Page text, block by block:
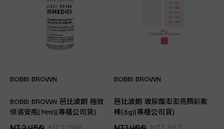
BOBBI BROWN
BOBBI BROWN 芭比波朗 極效
保濕安瓶(14ml)(專櫃公司貨)
BOBBI BROWN
芭比波朗 玻尿酸澎澎亮顏彩妝
棒(8g)(專櫃公司貨)